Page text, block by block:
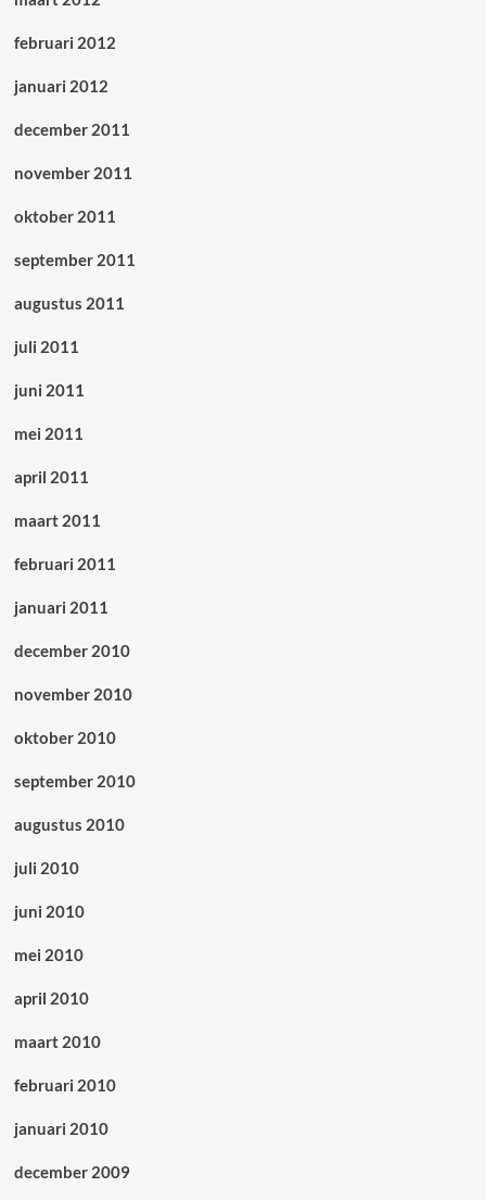
februari 2012
januari 2012
december 2011
november 2011
oktober 2011
september 2011
augustus 2011
juli 2011
juni 2011
mei 2011
april 2011
maart 2011
februari 2011
januari 2011
december 2010
november 2010
oktober 2010
september 2010
augustus 2010
juli 2010
juni 2010
mei 2010
april 2010
maart 2010
februari 2010
januari 2010
december 2009